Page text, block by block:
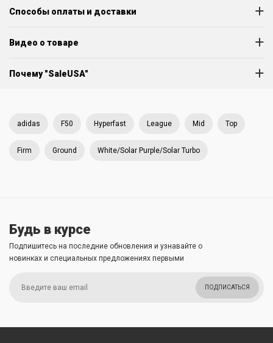
Способы оплаты и доставки
Видео о товаре
Почему "SaleUSA"
adidas F50 Hyperfast League Mid Top
Firm Ground White/Solar Purple/Solar Turbo
Будь в курсе
Подпишитесь на последние обновления и узнавайте о
новинках и специальных предложениях первыми
ПОДПИСАТЬСЯ